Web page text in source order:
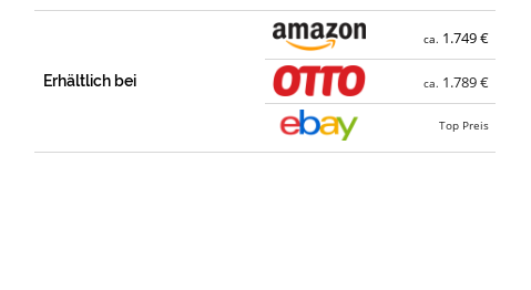
Erhältlich bei
ca. 1.749 €
ca. 1.789 €
Top Preis